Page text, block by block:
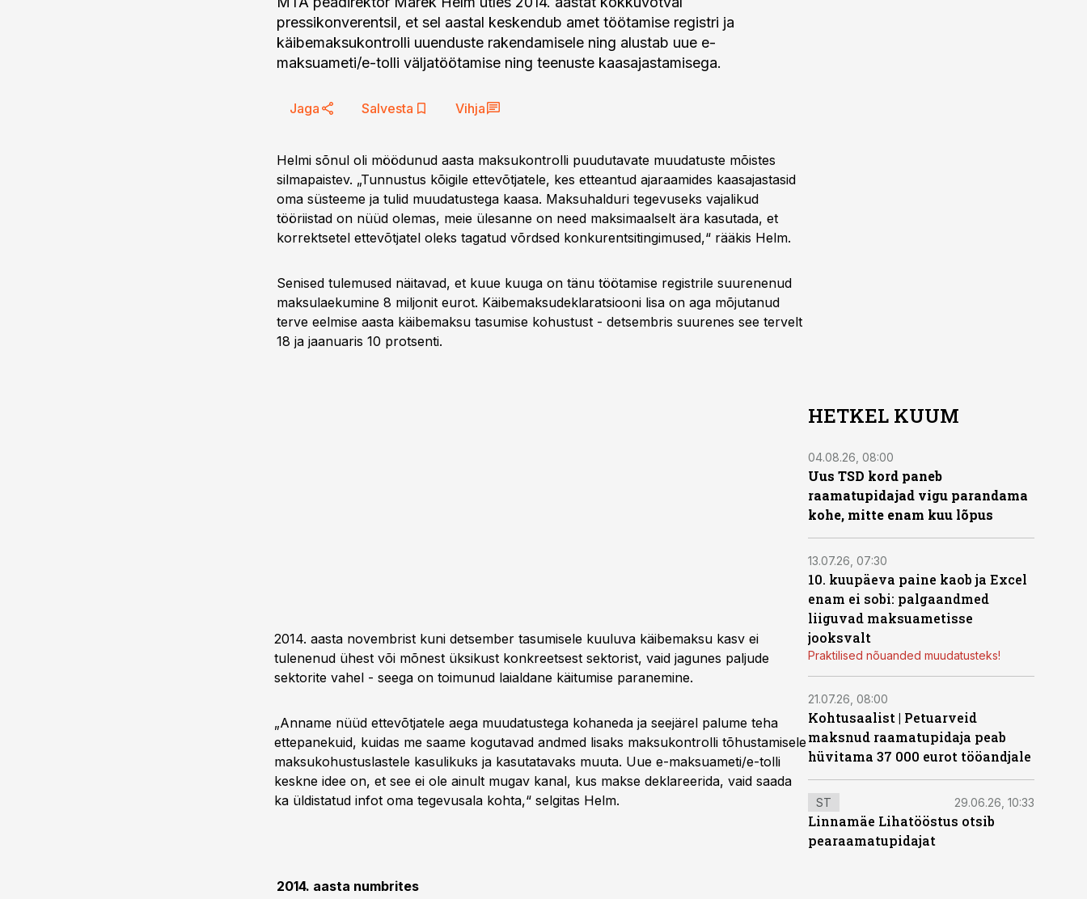
pressikonverentsil, et sel aastal keskendub amet töötamise registri ja
käibemaksukontrolli uuenduste rakendamisele ning alustab uue e-
maksuameti/e-tolli väljatöötamise ning teenuste kaasajastamisega.
Jaga Salvesta Vihja
Helmi sõnul oli möödunud aasta maksukontrolli puudutavate muudatuste mõistes
silmapaistev. „Tunnustus kõigile ettevõtjatele, kes etteantud ajaraamides kaasajastasid
oma süsteeme ja tulid muudatustega kaasa. Maksuhalduri tegevuseks vajalikud
tööriistad on nüüd olemas, meie ülesanne on need maksimaalselt ära kasutada, et
korrektsetel ettevõtjatel oleks tagatud võrdsed konkurentsitingimused,“ rääkis Helm.
Senised tulemused näitavad, et kuue kuuga on tänu töötamise registrile suurenenud
maksulaekumine 8 miljonit eurot. Käibemaksudeklaratsiooni lisa on aga mõjutanud
terve eelmise aasta käibemaksu tasumise kohustust - detsembris suurenes see tervelt
18 ja jaanuaris 10 protsenti.
2014. aasta novembrist kuni detsember tasumisele kuuluva käibemaksu kasv ei
tulenenud ühest või mõnest üksikust konkreetsest sektorist, vaid jagunes paljude
sektorite vahel - seega on toimunud laialdane käitumise paranemine.
„Anname nüüd ettevõtjatele aega muudatustega kohaneda ja seejärel palume teha
ettepanekuid, kuidas me saame kogutavad andmed lisaks maksukontrolli tõhustamisele
maksukohustuslastele kasulikuks ja kasutatavaks muuta. Uue e-maksuameti/e-tolli
keskne idee on, et see ei ole ainult mugav kanal, kus makse deklareerida, vaid saada
ka üldistatud infot oma tegevusala kohta,“ selgitas Helm.
HETKEL KUUM
04.08.26, 08:00
Uus TSD kord paneb
raamatupidajad vigu parandama
kohe, mitte enam kuu lõpus
13.07.26, 07:30
10. kuupäeva paine kaob ja Excel
enam ei sobi: palgaandmed
liiguvad maksuametisse
jooksvalt
Praktilised nõuanded muudatusteks!
21.07.26, 08:00
Kohtusaalist | Petuarveid
maksnud raamatupidaja peab
hüvitama 37 000 eurot tööandjale
ST 29.06.26, 10:33
Linnamäe Lihatööstus otsib
pearaamatupidajat
2014. aasta numbrites